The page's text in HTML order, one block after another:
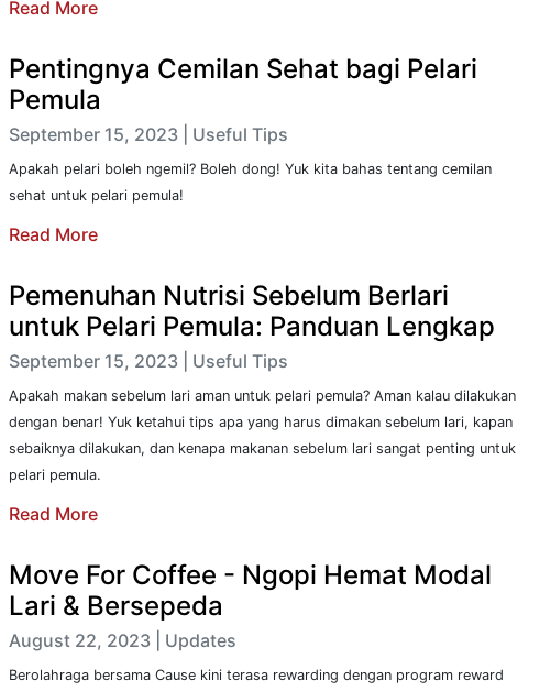
Read More
Pentingnya Cemilan Sehat bagi Pelari
Pemula
September 15, 2023 | Useful Tips
Apakah pelari boleh ngemil? Boleh dong! Yuk kita bahas tentang cemilan
sehat untuk pelari pemula!
Read More
Pemenuhan Nutrisi Sebelum Berlari
untuk Pelari Pemula: Panduan Lengkap
September 15, 2023 | Useful Tips
Apakah makan sebelum lari aman untuk pelari pemula? Aman kalau dilakukan
dengan benar! Yuk ketahui tips apa yang harus dimakan sebelum lari, kapan
sebaiknya dilakukan, dan kenapa makanan sebelum lari sangat penting untuk
pelari pemula.
Read More
Move For Coffee - Ngopi Hemat Modal
Lari & Bersepeda
August 22, 2023 | Updates
Berolahraga bersama Cause kini terasa rewarding dengan program reward